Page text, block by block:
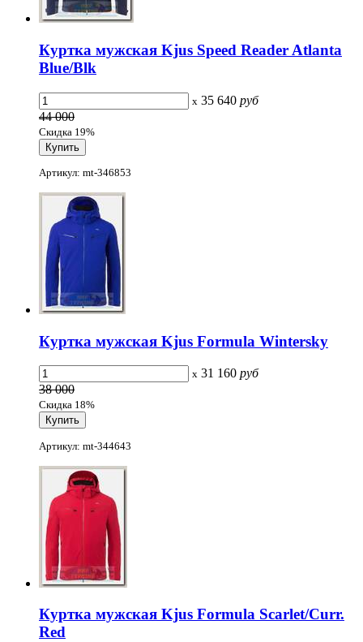
Куртка мужская Kjus Speed Reader Atlanta
Blue/Blk
x 35 640 руб
44 000
Скидка 19%
Артикул: mt-346853
Куртка мужская Kjus Formula Wintersky
x 31 160 руб
38 000
Скидка 18%
Артикул: mt-344643
Куртка мужская Kjus Formula Scarlet/Curr.
Red